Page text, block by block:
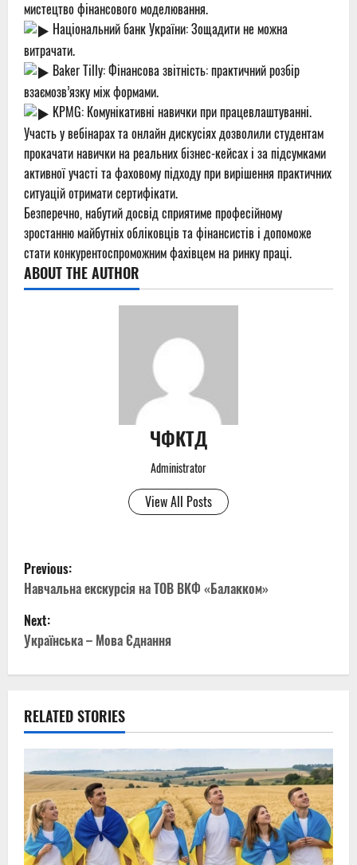
мистецтво фінансового моделювання.
Національний банк України: Зощадити не можна
витрачати.
Baker Tilly: Фінансова звітність: практичний розбір
взаємозв’язку між формами.
KPMG: Комунікативні навички при працевлаштуванні.
Участь у вебінарах та онлайн дискусіях дозволили студентам
прокачати навички на реальних бізнес-кейсах і за підсумками
активної участі та фаховому підходу при вирішення практичних
ситуацій отримати сертифікати.
Безперечно, набутий досвід сприятиме професійному
зростанню майбутніх обліковців та фінансистів і допоможе
стати конкурентоспроможним фахівцем на ринку праці.
ABOUT THE AUTHOR
ЧФКТД
Administrator
View All Posts
P
o
s
a
v
i
g
Previous:
Навчальна екскурсія на ТОВ ВКФ «Балакком»
Next:
Українська – Мова Єднання
RELATED STORIES